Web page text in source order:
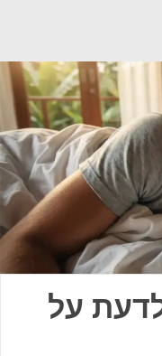
על